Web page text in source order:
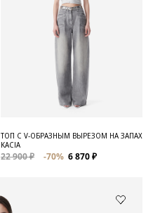
ТОП С V-ОБРАЗНЫМ ВЫРЕЗОМ НА ЗАПАХ
KACIA
22 900 ₽ -70% 6 870 ₽